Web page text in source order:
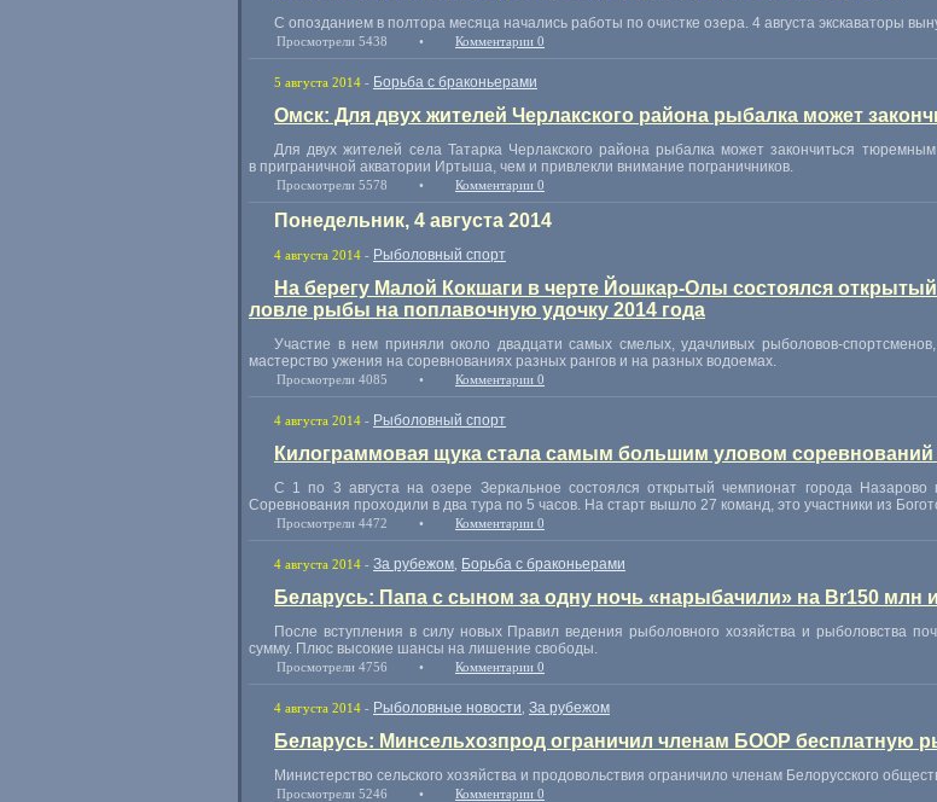
С опозданием в полтора месяца начались работы по очистке озера. 4 августа экскаваторы
Просмотрели 5438 • Комментарии 0
5 августа 2014 - Борьба с браконьерами
Омск: Для двух жителей Черлакского района рыбалка может
Для двух жителей села Татарка Черлакского района рыбалка может закончиться
в приграничной акватории Иртыша, чем и привлекли внимание пограничников.
Просмотрели 5578 • Комментарии 0
Понедельник, 4 августа 2014
4 августа 2014 - Рыболовный спорт
На берегу Малой Кокшаги в черте Йошкар-Олы состоялся
ловле рыбы на поплавочную удочку 2014 года
Участие в нем приняли около двадцати самых смелых, удачливых рыболовов-спортсменов,
мастерство ужения на соревнованиях разных рангов и на разных водоемах.
Просмотрели 4085 • Комментарии 0
4 августа 2014 - Рыболовный спорт
Килограммовая щука стала самым большим уловом
С 1 по 3 августа на озере Зеркальное состоялся открытый чемпионат города
Соревнования проходили в два тура по 5 часов. На старт вышло 27 команд, это участники из
Просмотрели 4472 • Комментарии 0
4 августа 2014 - За рубежом Борьба с браконьерами
Беларусь: Папа с сыном за одну ночь «нарыбачили» на Br150 млн
После вступления в силу новых Правил ведения рыболовного хозяйства и рыболовства
сумму. Плюс высокие шансы на лишение свободы.
Просмотрели 4756 • Комментарии 0
4 августа 2014 - Рыболовные новости За рубежом
Беларусь: Минсельхозпрод ограничил членам БООР бесплатную
Министерство сельского хозяйства и продовольствия ограничило членам Белорусского
Просмотрели 5246 • Комментарии 0